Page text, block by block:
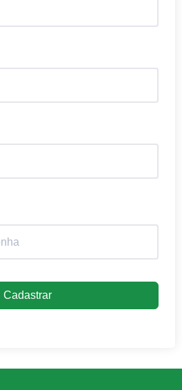
Cadastrar